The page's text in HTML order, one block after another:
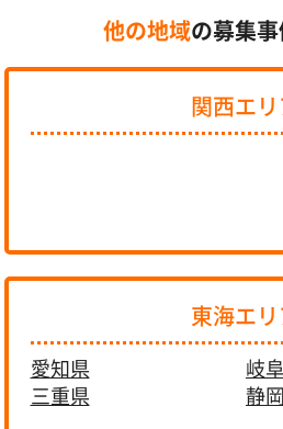
他の地域の募集
関西エリ
東海エリ
愛知県
岐
三重県
静